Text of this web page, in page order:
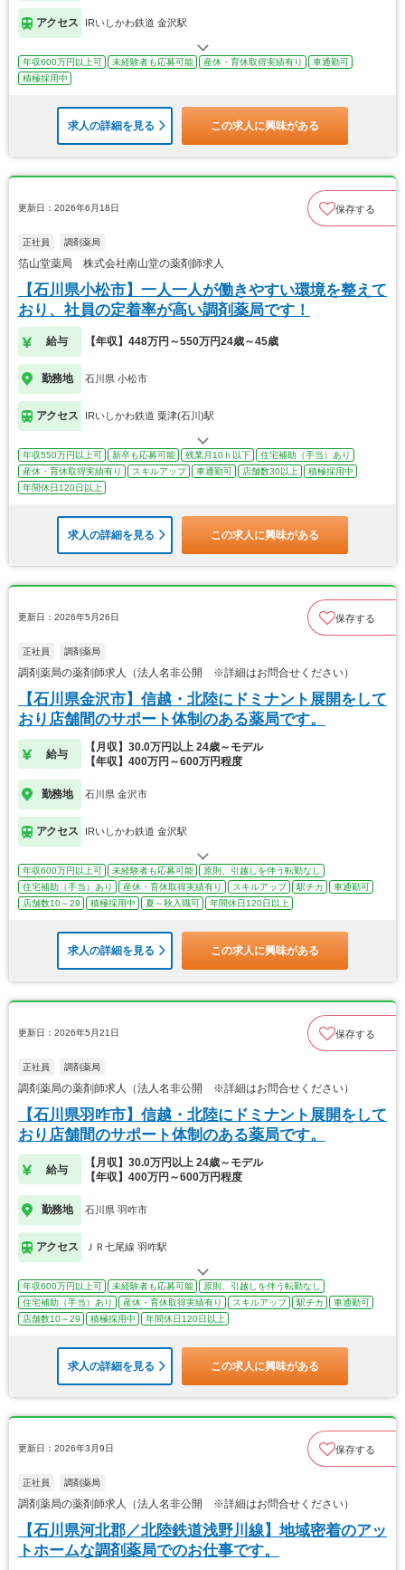
アクセス IRいしかわ鉄道 金沢駅
年収600万円以上可 未経験者も応募可能 産休・育休取得実績有り
車通勤可
積極採用中
求人の詳細を見る この求人に興味がある
更新日：2026年6月18日 保存する
正社員 調剤薬局
箔山堂薬局 株式会社南山堂の薬剤師求人
【石川県小松市】一人一人が働きやすい環境を整えて
おり、社員の定着率が高い調剤薬局です！
給与 【年収】448万円～550万円24歳～45歳
勤務地 石川県 小松市
アクセス IRいしかわ鉄道 粟津(石川)駅
年収550万円以上可 新卒も応募可能 残業月10ｈ以下
住宅補助（手当）あり
産休・育休取得実績有り
スキルアップ 車通勤可 店舗数30以上
積極採用中
年間休日120日以上
求人の詳細を見る この求人に興味がある
更新日：2026年5月26日 保存する
正社員 調剤薬局
調剤薬局の薬剤師求人（法人名非公開 ※詳細はお問合せください）
【石川県金沢市】信越・北陸にドミナント展開をして
おり店舗間のサポート体制のある薬局です。
給与
【月収】30.0万円以上 24歳～モデル
【年収】400万円～600万円程度
勤務地 石川県 金沢市
アクセス IRいしかわ鉄道 金沢駅
年収600万円以上可 未経験者も応募可能
原則、引越しを伴う転勤なし
住宅補助（手当）あり
産休・育休取得実績有り スキルアップ 駅チカ
車通勤可
店舗数10～29
積極採用中 夏～秋入職可 年間休日120日以上
求人の詳細を見る この求人に興味がある
更新日：2026年5月21日 保存する
正社員 調剤薬局
調剤薬局の薬剤師求人（法人名非公開 ※詳細はお問合せください）
【石川県羽咋市】信越・北陸にドミナント展開をして
おり店舗間のサポート体制のある薬局です。
給与
【月収】30.0万円以上 24歳～モデル
【年収】400万円～600万円程度
勤務地 石川県 羽咋市
アクセス ＪＲ七尾線 羽咋駅
年収600万円以上可 未経験者も応募可能
原則、引越しを伴う転勤なし
住宅補助（手当）あり
産休・育休取得実績有り スキルアップ 駅チカ
車通勤可
店舗数10～29
積極採用中 年間休日120日以上
求人の詳細を見る この求人に興味がある
更新日：2026年3月9日 保存する
正社員 調剤薬局
調剤薬局の薬剤師求人（法人名非公開 ※詳細はお問合せください）
【石川県河北郡／北陸鉄道浅野川線】地域密着のアッ
トホームな調剤薬局でのお仕事です。